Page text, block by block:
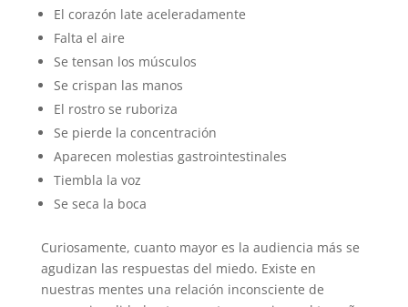
El corazón late aceleradamente
Falta el aire
Se tensan los músculos
Se crispan las manos
El rostro se ruboriza
Se pierde la concentración
Aparecen molestias gastrointestinales
Tiembla la voz
Se seca la boca
Curiosamente, cuanto mayor es la audiencia más se
agudizan las respuestas del miedo. Existe en
nuestras mentes una relación inconsciente de